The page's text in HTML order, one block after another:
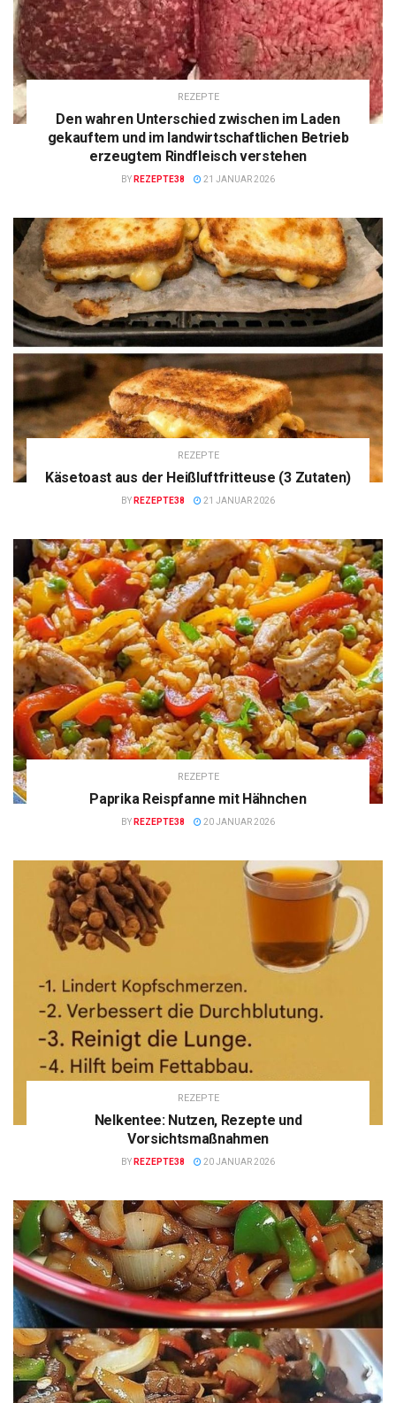
REZEPTE
Den wahren Unterschied zwischen im Laden
gekauftem und im landwirtschaftlichen Betrieb
erzeugtem Rindfleisch verstehen
BY REZEPTE38 21 JANUAR 2026
REZEPTE
Käsetoast aus der Heißluftfritteuse (3 Zutaten)
BY REZEPTE38 21 JANUAR 2026
REZEPTE
Paprika Reispfanne mit Hähnchen
BY REZEPTE38 20 JANUAR 2026
REZEPTE
Nelkentee: Nutzen, Rezepte und
Vorsichtsmaßnahmen
BY REZEPTE38 20 JANUAR 2026